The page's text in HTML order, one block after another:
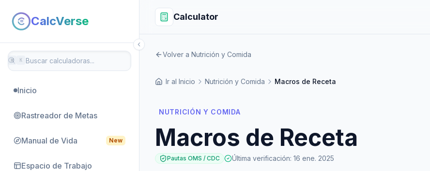
CalcVerse
⌘ K
Inicio
Rastreador de Metas
Manual de Vida New
Espacio de Trabajo
Calculator
Volver a Nutrición y Comida
Ir al Inicio Nutrición y Comida Macros de Receta
NUTRICIÓN Y COMIDA
Macros de Receta
Pautas OMS / CDC Última verificación: 16 ene. 2025